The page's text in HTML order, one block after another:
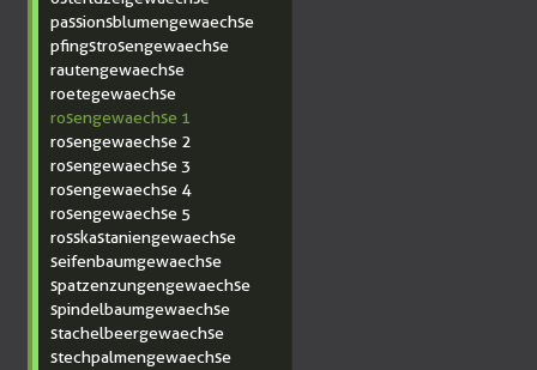
passionsblumengewaechse
pfingstrosengewaechse
rautengewaechse
roetegewaechse
rosengewaechse 1
rosengewaechse 2
rosengewaechse 3
rosengewaechse 4
rosengewaechse 5
rosskastaniengewaechse
seifenbaumgewaechse
spatzenzungengewaechse
spindelbaumgewaechse
stachelbeergewaechse
stechpalmengewaechse